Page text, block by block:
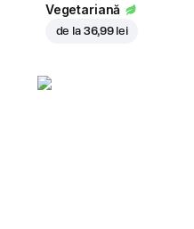
Vegetariană
de la 36,99 lei